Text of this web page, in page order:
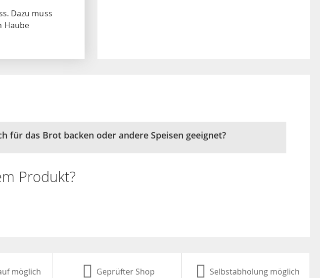
Dazu muss
Haube
für das Brot backen oder andere Speisen geeignet?
Produkt?
möglich Geprüfter Shop Selbstabholung möglich